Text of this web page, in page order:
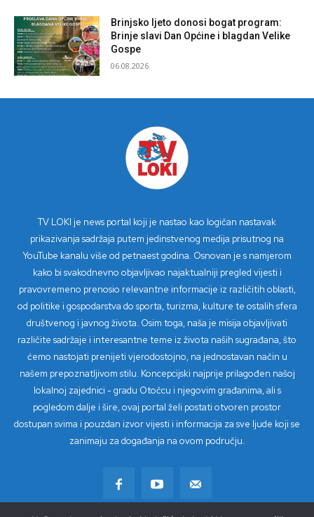
Brinjsko ljeto donosi bogat program:
Brinje slavi Dan Općine i blagdan Velike
Gospe
06.08.2026.
TV LOKI je news portal koji je nastao kao logičan nastavak
prikazivanja sadržaja putem jedinstvenog medija prisutnog na
YouTube kanalu više od petnaest godina. Osnovan je s namjerom
kako bi svakodnevno objavljivao najaktualniji pregled vijesti i
pravovremeno prenosio relevantne informacije iz različitih oblasti,
od politike i gospodarstva do sporta, turizma, kulture te ostalih sfera
društvenog i javnog života. Osim toga, naša je misija objavljivati
različite sadržaje i interesantne teme iz života naših sugrađana, što
ćemo nastojati prenijeti vjerodostojno, na jednostavan način u
našem prepoznatljivom stilu. Koncepcijski najprije prilagođen našoj
lokalnoj zajednici - gradu Otočcu i njegovim građanima, ali s
pogledom dalje i šire, ovaj portal želi postati otvoren prostor
dostupan svima i pouzdan izvor vijesti i informacija za sve ljude koji se
zanimaju za događanja na ovom području.